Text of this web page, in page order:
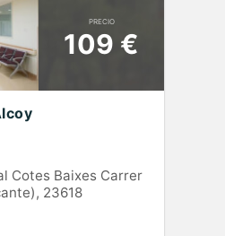
PRECIO
109 €
Cotes Baixes Carrer
23618